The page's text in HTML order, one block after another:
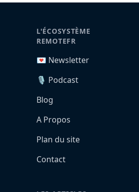
L'ÉCOSYSTÈME
REMOTEFR
💌 Newsletter
🎙️ Podcast
Blog
A Propos
Plan du site
Contact